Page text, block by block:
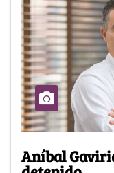
Aníbal